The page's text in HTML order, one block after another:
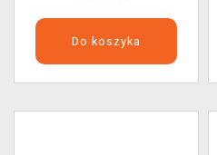
Do koszyka